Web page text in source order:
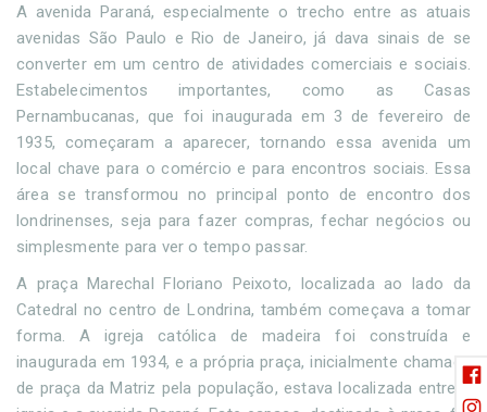
A avenida Paraná, especialmente o trecho entre as atuais
avenidas São Paulo e Rio de Janeiro, já dava sinais de se
converter em um centro de atividades comerciais e sociais.
Estabelecimentos importantes, como as Casas
Pernambucanas, que foi inaugurada em 3 de fevereiro de
1935, começaram a aparecer, tornando essa avenida um
local chave para o comércio e para encontros sociais. Essa
área se transformou no principal ponto de encontro dos
londrinenses, seja para fazer compras, fechar negócios ou
simplesmente para ver o tempo passar.
A praça Marechal Floriano Peixoto, localizada ao lado da
Catedral no centro de Londrina, também começava a tomar
forma. A igreja católica de madeira foi construída e
inaugurada em 1934, e a própria praça, inicialmente chamada
de praça da Matriz pela população, estava localizada entre a